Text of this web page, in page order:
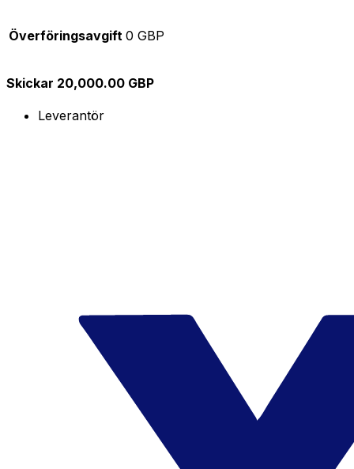
Överföringsavgift 0 GBP
Skickar 20,000.00 GBP
Leverantör